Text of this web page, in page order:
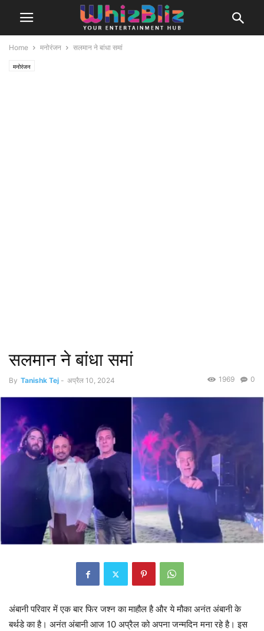
Home मनोरंजन सलमान ने बांधा समां
मनोरंजन
सलमान ने बांधा समां
By Tanishk Tej - अप्रैल 10, 2024 0
1969
अंबानी परिवार में एक बार फिर जश्न का माहौल है और ये मौका अनंत अंबानी के
बर्थडे का है। अनंत अंबानी आज 10 अप्रैल को अपना जन्मदिन मना रहे है। इस